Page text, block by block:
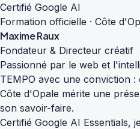
Certifié Google AI
Formation officielle · Côte
Maxime Raux
Fondateur & Directeur créatif
Passionné par le web et
TEMPO avec une conviction
Côte d'Opale mérite une
son savoir-faire.
Certifié Google AI Essentials,